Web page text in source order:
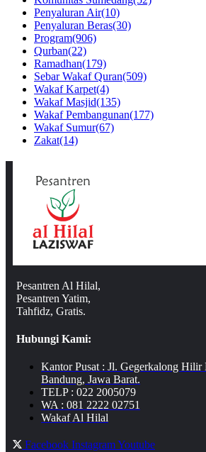
Penyaluran Air(10)
Penyaluran Beras(30)
Program(906)
Qurban(22)
Ramadhan(179)
Sebar Wakaf Quran(509)
Wakaf Karpet(4)
Wakaf Masjid(135)
Wakaf Pembangunan(177)
Wakaf Sumur(67)
Zakat(14)
Pesantren Al Hilal,
Pesantren Yatim,
Tahfidz, Gratis.
Hubungi Kami:
Kantor Pusat : Jl. Gegerkalong
Bandung, Jawa Barat.
TELP : 022 2005079
WA : 081 2222 02751
Wakaf Al Hilal
Facebook InstagramYoutube